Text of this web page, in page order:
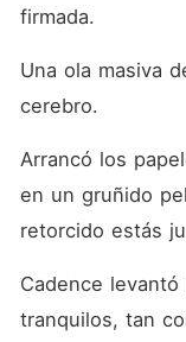
firmada.
Una ola masiva
cerebro.
Arrancó los
en un gruñido
retorcido estás
Cadence
tranquilos, tan